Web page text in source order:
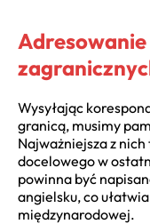
Adresowanie
Wysyłając
granicą, musimy
Najważniejsza z
docelowego w
powinna być
angielsku, co
międzynarodowej.